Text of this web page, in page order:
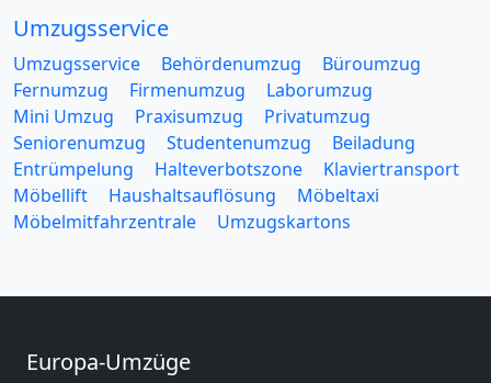
Umzugsservice
Umzugsservice Behördenumzug
Büroumzug
Fernumzug
Firmenumzug
Laborumzug
Mini Umzug
Praxisumzug
Privatumzug
Seniorenumzug
Studentenumzug
Beiladung
Entrümpelung
Halteverbotszone
Klaviertransport
Möbellift
Haushaltsauflösung
Möbeltaxi
Möbelmitfahrzentrale
Umzugskartons
Europa-Umzüge